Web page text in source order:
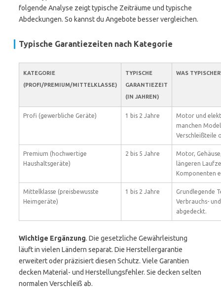
folgende Analyse zeigt typische Zeiträume und typische
Abdeckungen. So kannst du Angebote besser vergleichen.
Typische Garantiezeiten nach Kategorie
KATEGORIE
(PROFI/PREMIUM/MITTELKLASSE)
TYPISCHE
GARANTIEZEIT
(IN JAHREN)
WAS
Profi (gewerbliche Geräte) 1 bis 2 Jahre
Motor und
manchen
Verschleißteile
Premium (hochwertige
Haushaltsgeräte)
2 bis 5 Jahre
Motor,
längeren
Komponenten
Mittelklasse (preisbewusste
Heimgeräte)
1 bis 2 Jahre
Grundlegende
Verbrauchs-
abgedeckt.
Wichtige Ergänzung. Die gesetzliche Gewährleistung
läuft in vielen Ländern separat. Die Herstellergarantie
erweitert oder präzisiert diesen Schutz. Viele Garantien
decken Material- und Herstellungsfehler. Sie decken selten
normalen Verschleiß ab.